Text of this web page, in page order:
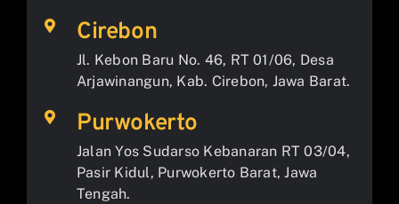
Cirebon
Jl. Kebon Baru No. 46, RT 01/06, Desa
Arjawinangun, Kab. Cirebon, Jawa Barat.
Purwokerto
Jalan Yos Sudarso Kebanaran RT 03/04,
Pasir Kidul, Purwokerto Barat, Jawa
Tengah.